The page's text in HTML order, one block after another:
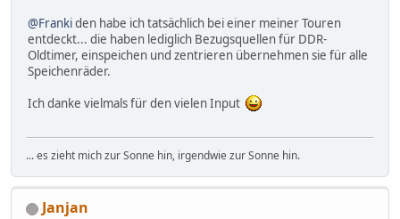
@Frankiden habe ich tatsächlich bei einer meiner Touren
entdeckt... die haben lediglich Bezugsquellen für DDR-
Oldtimer, einspeichen und zentrieren übernehmen sie für alle
Speichenräder.
Ich danke vielmals für den vielen Input
... es zieht mich zur Sonne hin, irgendwie zur Sonne hin.
Janjan